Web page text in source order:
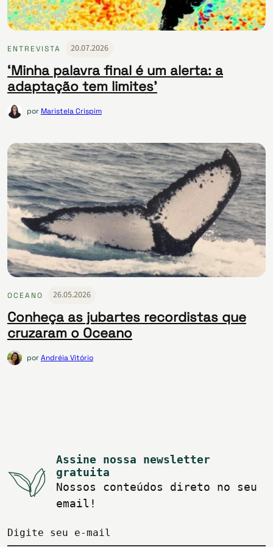
ENTREVISTA 20.07.2026
‘Minha palavra final é um alerta: a
adaptação tem limites’
por Maristela Crispim
OCEANO 26.05.2026
Conheça as jubartes recordistas que
cruzaram o Oceano
porAndréia Vitório
Assine nossa newsletter
gratuita
Nossos conteúdos direto no seu
email!
Digite seu e-mail